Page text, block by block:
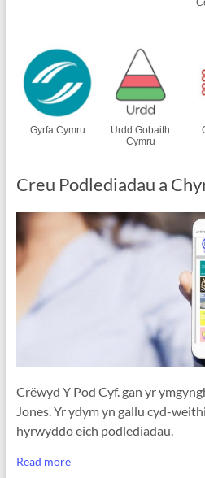
Gyrfa Cymru
Urdd Gobaith
Cymru
Creu Podlediadau a
Crëwyd Y Pod Cyf. gan yr
Jones. Yr ydym yn gallu cyd-
hyrwyddo eich podlediadau.
Read more